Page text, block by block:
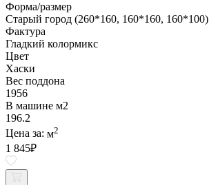
Форма/размер
Старый город (260*160, 160*160, 160*100)
Фактура
Гладкий колормикс
Цвет
Хаски
Вес поддона
1956
В машине м2
196.2
Цена за: м2
1 845₽